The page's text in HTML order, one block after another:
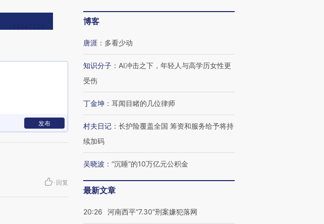
发布
· 回复
博客
唐涯 ： 多看少动
知识分子 ： AI冲击之下，年轻人与高学历女性更
受伤
丁金坤 ： 耳闻目睹的几位律师
村夫日记 ： 长护险覆盖全国 筹资和服务给予将持
续加码
吴晓波 ： “沉睡”的10万亿元公积金
最新文章
20:26 河南西平“7.30”刑案嫌犯落网